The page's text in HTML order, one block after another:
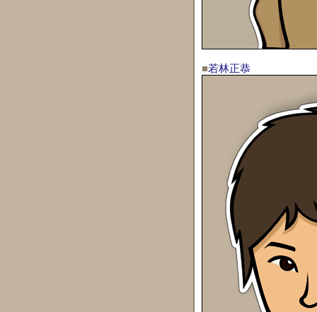
■若林正恭